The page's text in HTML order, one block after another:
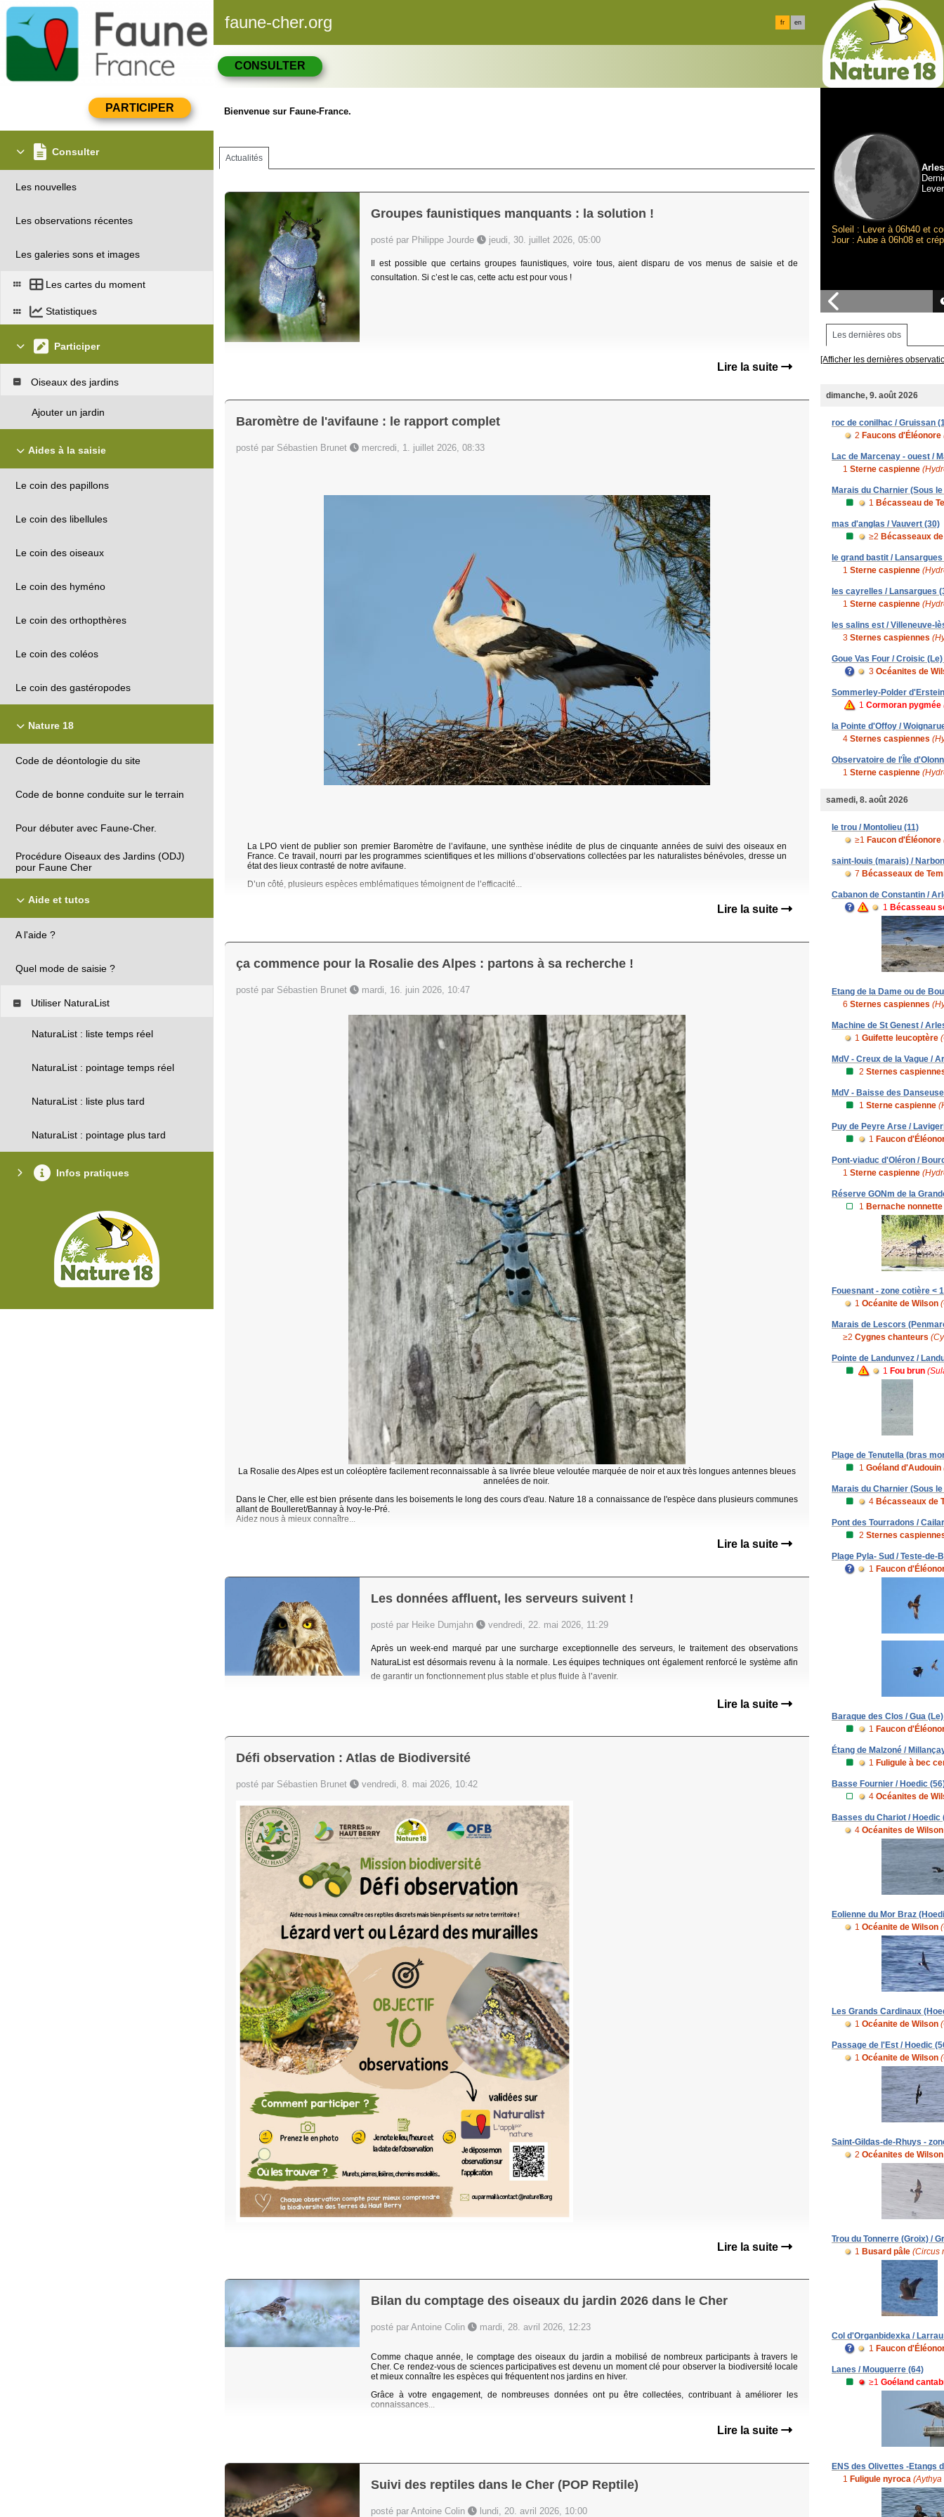
faune-cher.org fr en
Consulter
Les nouvelles
Les observations récentes
Les galeries sons et images
Les cartes du moment
Statistiques
Participer
Oiseaux des jardins
Ajouter un jardin
Aides à la saisie
Le coin des papillons
Le coin des libellules
Le coin des oiseaux
Le coin des hyméno
Le coin des orthopthères
Le coin des coléos
Le coin des gastéropodes
Nature 18
Code de déontologie du site
Code de bonne conduite sur le terrain
Pour débuter avec Faune-Cher.
Procédure Oiseaux des Jardins (ODJ)
pour Faune Cher
Aide et tutos
A l'aide ?
Quel mode de saisie ?
Utiliser NaturaList
NaturaList : liste temps réel
NaturaList : pointage temps réel
NaturaList : liste plus tard
NaturaList : pointage plus tard
Infos pratiques
CONSULTER
Soleil : Lever à 06h40 et
Jour : Aube à 06h08 et
Les dernières obs
[Afficher les dernières
dimanche, 9. août 2026
roc de conilhac / Gruissan
2 Faucons d'Éléonore
Lac de Marcenay - ouest /
1 Sterne caspienne
Marais du Charnier (Sous
1 Bécasseau de
mas d'anglas / Vauvert (30)
≥2 Bécasseaux
le grand bastit / Lansargues
1 Sterne caspienne
les cayrelles / Lansargues
1 Sterne caspienne
les salins est / Villeneuve-
3 Sternes caspiennes
Goue Vas Four / Croisic (Le)
3 Océanites de
Sommerley-Polder
1 Cormoran pygmée
la Pointe d'Offoy /
4 Sternes caspiennes
Observatoire de l'Île
1 Sterne caspienne
samedi, 8. août 2026
le trou / Montolieu (11)
≥1 Faucon d'Éléonore
saint-louis (marais) /
7 Bécasseaux de
Cabanon de Constantin /
1 Bécasseau
Etang de la Dame ou de
6 Sternes caspiennes
Machine de St Genest /
1 Guifette leucoptère
MdV - Creux de la Vague /
2 Sternes
MdV - Baisse des
1 Sterne caspienne
Puy de Peyre Arse /
1 Faucon
Pont-viaduc d'Oléron /
1 Sterne caspienne
Réserve GONm de la
1 Bernache nonnette
Fouesnant - zone cotière <
1 Océanite de Wilson
Marais de Lescors
≥2 Cygnes chanteurs
Pointe de Landunvez /
1 Fou brun
Plage de Tenutella (bras
1 Goéland d'Audouin
Marais du Charnier (Sous
4 Bécasseaux de
Pont des Tourradons /
2 Sternes
Plage Pyla- Sud / Teste-de-
1 Faucon
Baraque des Clos / Gua
1 Faucon
Étang de Malzoné /
1 Fuligule à bec
Basse Fournier / Hoedic
4 Océanites de
Basses du Chariot / Hoedic
4 Océanites de Wilson
Eolienne du Mor Braz
1 Océanite de Wilson
Les Grands Cardinaux
1 Océanite de Wilson
Passage de l'Est / Hoedic
1 Océanite de Wilson
Saint-Gildas-de-Rhuys -
2 Océanites de Wilson
Trou du Tonnerre (Groix) /
1 Busard pâle (Circus
Col d'Organbidexka /
1 Faucon
Lanes / Mouguerre (64)
≥1 Goéland
ENS des Olivettes -Etangs
1 Fuligule nyroca (Aythya
Bienvenue sur Faune-France.
Actualités
Groupes faunistiques manquants : la solution !
posté par Philippe Jourde jeudi, 30. juillet 2026, 05:00
Il est possible que certains groupes faunistiques, voire tous, aient disparu de vos menus de saisie et de
consultation. Si c’est le cas, cette actu est pour vous !
Lire la suite
Baromètre de l'avifaune : le rapport complet
posté par Sébastien Brunet mercredi, 1. juillet 2026, 08:33
La LPO vient de publier son premier Baromètre de l’avifaune, une synthèse inédite de plus de cinquante années de suivi des oiseaux en
France. Ce travail, nourri par les programmes scientifiques et les millions d’observations collectées par les naturalistes bénévoles, dresse un
état des lieux contrasté de notre avifaune.
D’un côté, plusieurs espèces emblématiques témoignent de l’efficacité...
Lire la suite
ça commence pour la Rosalie des Alpes : partons à sa recherche !
posté par Sébastien Brunet mardi, 16. juin 2026, 10:47
La Rosalie des Alpes est un coléoptère facilement reconnaissable à sa livrée bleue veloutée marquée de noir et aux très longues antennes bleues
annelées de noir.
Dans le Cher, elle est bien présente dans les boisements le long des cours d'eau. Nature 18 a connaissance de l'espèce dans plusieurs communes
allant de Boulleret/Bannay à Ivoy-le-Pré.
Aidez nous à mieux connaître...
Lire la suite
Les données affluent, les serveurs suivent !
posté par Heike Dumjahn vendredi, 22. mai 2026, 11:29
Après un week-end marqué par une surcharge exceptionnelle des serveurs, le traitement des observations
NaturaList est désormais revenu à la normale. Les équipes techniques ont également renforcé le système afin
de garantir un fonctionnement plus stable et plus fluide à l’avenir.
Lire la suite
Défi observation : Atlas de Biodiversité
posté par Sébastien Brunet vendredi, 8. mai 2026, 10:42
Lire la suite
Bilan du comptage des oiseaux du jardin 2026 dans le Cher
posté par Antoine Colin mardi, 28. avril 2026, 12:23
Comme chaque année, le comptage des oiseaux du jardin a mobilisé de nombreux participants à travers le
Cher. Ce rendez-vous de sciences participatives est devenu un moment clé pour observer la biodiversité locale
et mieux connaître les espèces qui fréquentent nos jardins en hiver.
Grâce à votre engagement, de nombreuses données ont pu être collectées, contribuant à améliorer les
connaissances...
Lire la suite
Suivi des reptiles dans le Cher (POP Reptile)
posté par Antoine Colin lundi, 20. avril 2026, 10:00